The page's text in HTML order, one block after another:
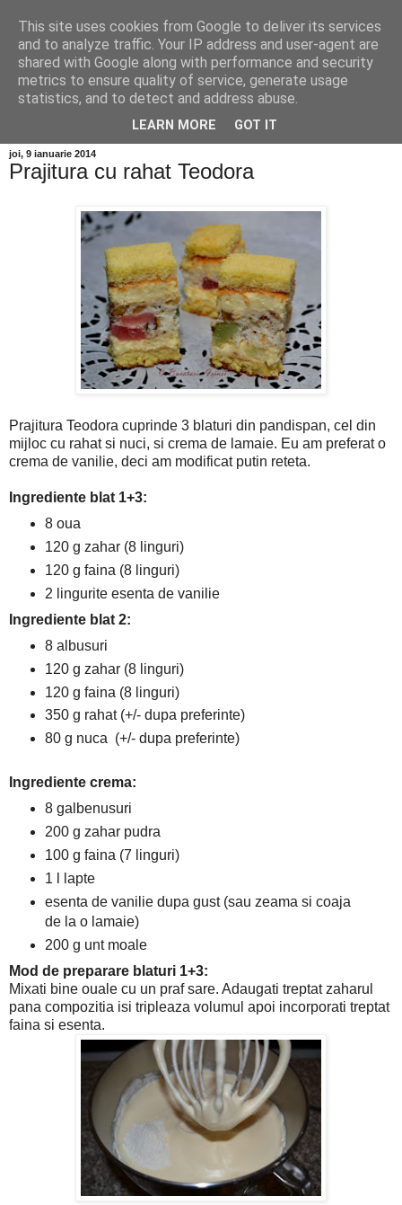
joi, 9 ianuarie 2014
Prajitura cu rahat Teodora
Prajitura Teodora cuprinde 3 blaturi din pandispan, cel din
mijloc cu rahat si nuci, si crema de lamaie. Eu am preferat o
crema de vanilie, deci am modificat putin reteta.
Ingrediente blat 1+3:
8 oua
120 g zahar (8 linguri)
120 g faina (8 linguri)
2 lingurite esenta de vanilie
Ingrediente blat 2:
8 albusuri
120 g zahar (8 linguri)
120 g faina (8 linguri)
350 g rahat (+/- dupa preferinte)
80 g nuca (+/- dupa preferinte)
Ingrediente crema:
8 galbenusuri
200 g zahar pudra
100 g faina (7 linguri)
1 l lapte
esenta de vanilie dupa gust (sau zeama si coaja
de la o lamaie)
200 g unt moale
Mod de preparare blaturi 1+3:
Mixati bine ouale cu un praf sare. Adaugati treptat zaharul
pana compozitia isi tripleaza volumul apoi incorporati treptat
faina si esenta.
This site uses cookies from Google to deliver its services
and to analyze traffic. Your IP address and user-agent are
shared with Google along with performance and security
metrics to ensure quality of service, generate usage
statistics, and to detect and address abuse.
LEARN MORE GOT IT